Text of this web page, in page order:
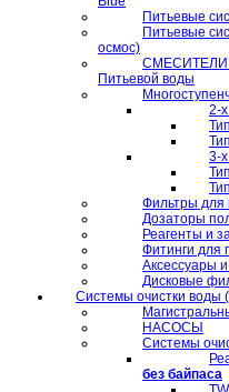
Питьевые
Питьевые
осмос)
СМЕСИТЕЛИ
Питьевой воды
2-
3-
Фильтры
Дозаторы
Реагенты и
Фитинги для
Аксессуары
Дисковые
Системы очистки воды
НАСОСЫ
Системы
без байпаса